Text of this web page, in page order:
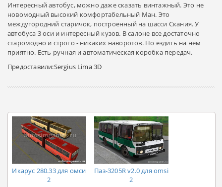
Интересный автобус, можно даже сказать винтажный. Это не
новомодный высокий комфортабельный Ман. Это
междугородний старичок, построенный на шасси Скания. У
автобуса 3 оси и интересный кузов. В салоне все достаточно
старомодно и строго - никаких наворотов. Но ездить на нем
приятно. Есть ручная и автоматическая коробка передач.
Предоставили:Sergius Lima 3D
Икарус 280.33 для омси
2
Паз-3205R v2.0 для omsi
2